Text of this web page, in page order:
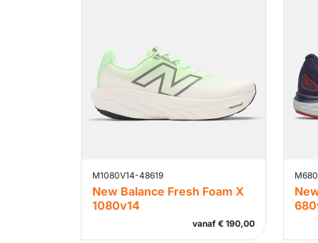
M1080V14-48619
New Balance Fresh Foam X
1080v14
vanaf € 190,00